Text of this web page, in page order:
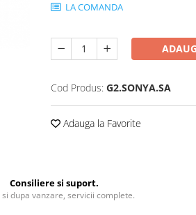
LA COMANDA
Cod Produs: G2.SONYA.SA
Adauga la Favorite
Consiliere si suport.
si dupa vanzare, servicii complete.